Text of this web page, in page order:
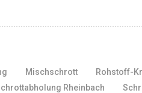
Mischschrott Rohstoff-
Rheinbach